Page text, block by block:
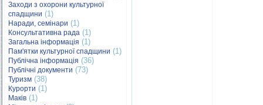
Заходи з охорони культурної
спадщини (1)
Наради, семінари (1)
Консультативна рада (1)
Загальна інформація (1)
Пам'ятки культурної спадщини (1)
Публічна інформація (36)
Публічні документи (73)
Туризм (38)
Курорти (1)
Маків (1)